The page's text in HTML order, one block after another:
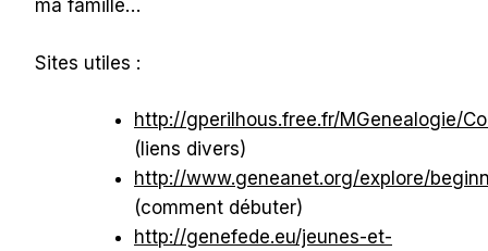
ma famille…
Sites utiles :
http://gperilhous.free.fr/MGenealogie/
(liens divers)
http://www.geneanet.org/explore/
(comment débuter)
http://genefede.eu/jeunes-et-